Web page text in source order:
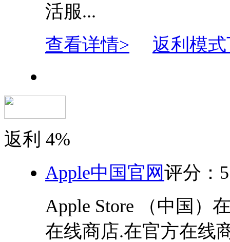
活服...
查看详情>
返利模
返利 4%
Apple中国官网评分： 5
Apple Store （中国）
在线商店.在官方在线